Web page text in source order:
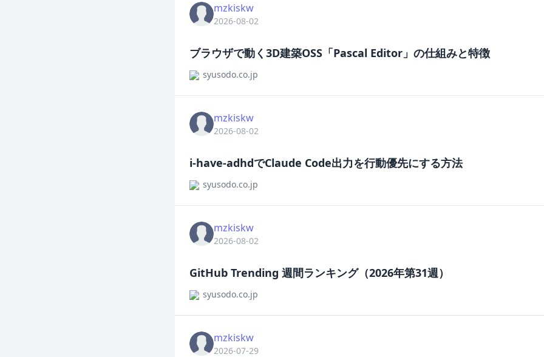
mzkiskw
2026-08-02
ブラウザで動く3D建築OSS「Pascal Editor」の仕組みと特徴
syusodo.co.jp
mzkiskw
2026-08-02
i-have-adhdでClaude Code出力を行動優先にする方法
syusodo.co.jp
mzkiskw
2026-08-02
GitHub Trending 週間ランキング（2026年第31週）
syusodo.co.jp
mzkiskw
2026-07-29